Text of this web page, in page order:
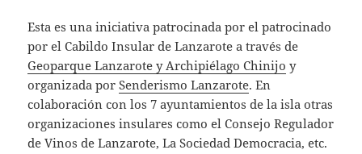
Esta es una iniciativa patrocinada por el patrocinado
por el Cabildo Insular de Lanzarote a través de
Geoparque Lanzarote y Archipiélago Chinijo y
organizada porSenderismo Lanzarote. En
colaboración con los 7 ayuntamientos de la isla otras
organizaciones insulares como el Consejo Regulador
de Vinos de Lanzarote, La Sociedad Democracia, etc.